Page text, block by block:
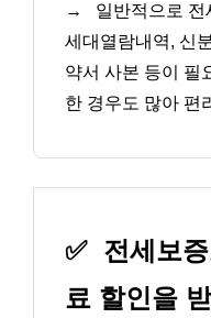
→
일반적으로 전
세대열람내역, 신
약서 사본 등이 필
한 경우도 많아 편
✅ 전세보
료 할인을